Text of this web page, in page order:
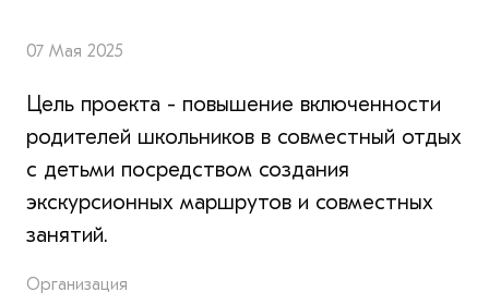
07 Мая 2025
Цель проекта - повышение включенности
родителей школьников в совместный отдых
с детьми посредством создания
экскурсионных маршрутов и совместных
занятий.
Организация